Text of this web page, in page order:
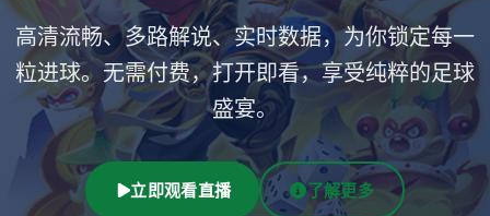
高清流畅、多路解说、实时数据，为你锁定每一
粒进球。无需付费，打开即看，享受纯粹的足球
盛宴。
立即观看直播 了解更多